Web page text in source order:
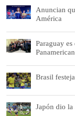
Anuncian
América
Paraguay
Brasil
Japón dio la